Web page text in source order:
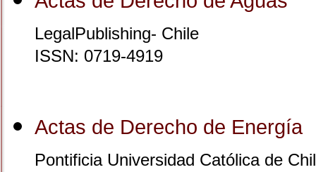
LegalPublishing- Chile
ISSN: 0719-4919
Actas de Derecho de Energía
Pontificia Universidad Católica de